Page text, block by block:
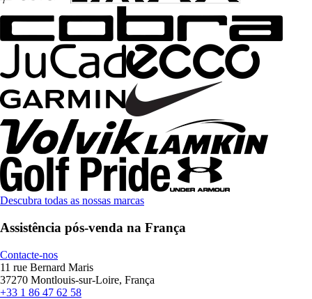
Descubra todas as nossas marcas
Assistência pós-venda na França
Contacte-nos
11 rue Bernard Maris
37270 Montlouis-sur-Loire, França
+33 1 86 47 62 58